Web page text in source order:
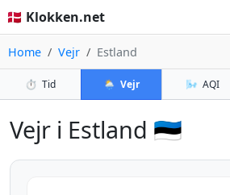
🇩🇰 Klokken.net
Home Vejr Estland
⏱️ Tid 🌦️ Vejr 🌬️ AQI
Vejr i Estland 🇪🇪